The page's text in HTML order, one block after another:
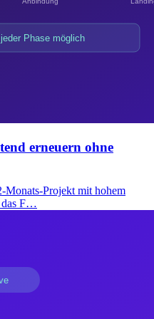
erneuern ohne
Monats-Projekt mit hohem
das F…